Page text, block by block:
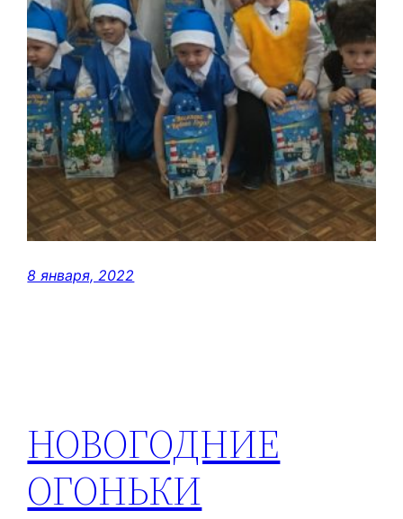
8 января, 2022
НОВОГОДНИЕ
ОГОНЬКИ